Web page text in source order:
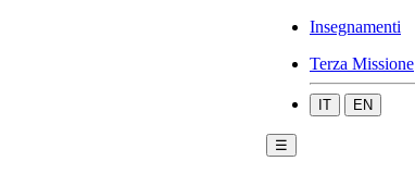
Insegnamenti
Terza Missione
IT EN
☰